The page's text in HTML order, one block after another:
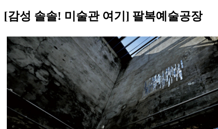
[감성 솔솔! 미술관 여기] 팔복예술공장